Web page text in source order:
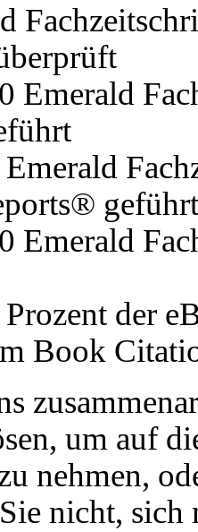
Emerald
geführt
Emerald
der
Book
um auf
nehmen,
nicht,